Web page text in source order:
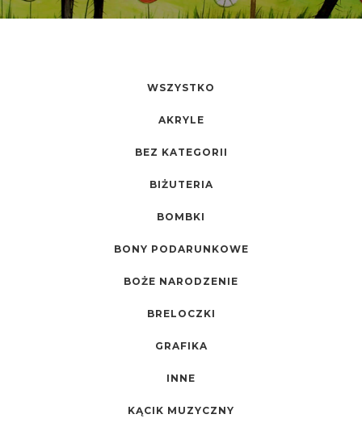
WSZYSTKO
AKRYLE
BEZ KATEGORII
BIŻUTERIA
BOMBKI
BONY PODARUNKOWE
BOŻE NARODZENIE
BRELOCZKI
GRAFIKA
INNE
KĄCIK MUZYCZNY